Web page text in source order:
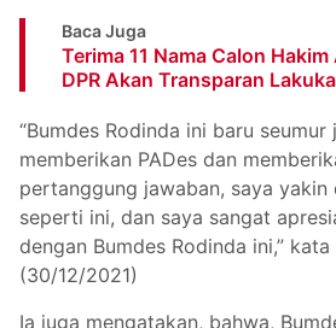
Baca Juga
Terima 11 Nama Calon
DPR Akan Transparan
“Bumdes Rodinda ini baru seumur
memberikan PADes dan
pertanggung jawaban, saya yakin
seperti ini, dan saya sangat
dengan Bumdes Rodinda ini,”
(30/12/2021)
Ia juga mengatakan, bahwa,